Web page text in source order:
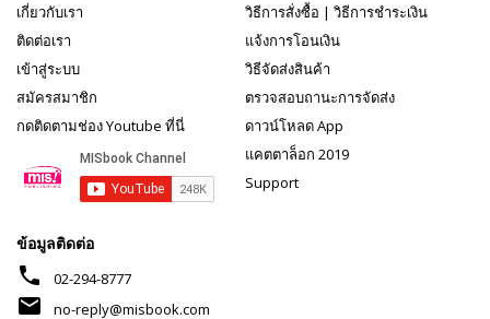
เกี่ยวกับเรา
ติดต่อเรา
เข้าสู่ระบบ
สมัครสมาชิก
กดติดตามช่อง Youtube ที่นี่
วิธีการสั่งซื้อ | วิธีการชำระเงิน
แจ้งการโอนเงิน
วิธีจัดส่งสินค้า
ตรวจสอบถานะการจัดส่ง
ดาวน์โหลด App
แคตตาล็อก 2019
Support
ข้อมูลติดต่อ
phone 02-294-8777
mail no-reply@misbook.com